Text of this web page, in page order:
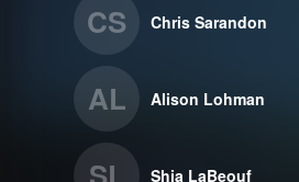
CS Chris Sarandon
AL Alison Lohman
Shia LaBeouf